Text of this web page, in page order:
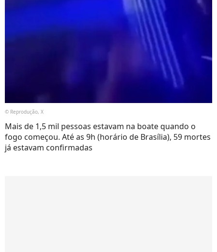
© Reprodução, X
Mais de 1,5 mil pessoas estavam na boate quando o
fogo começou. Até as 9h (horário de Brasília), 59 mortes
já estavam confirmadas